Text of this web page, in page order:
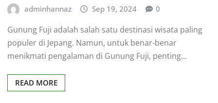
adminhannaz Sep 19, 2024 0
Gunung Fuji adalah salah satu destinasi wisata paling
populer di Jepang. Namun, untuk benar-benar
menikmati pengalaman di Gunung Fuji, penting…
READ MORE